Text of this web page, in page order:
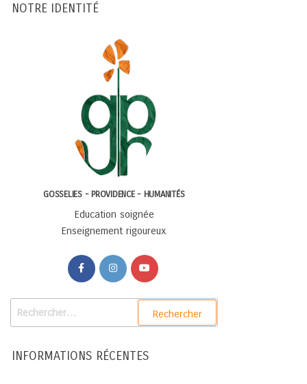
NOTRE IDENTITÉ
GOSSELIES - PROVIDENCE - HUMANITÉS
Education soignée
Enseignement rigoureux
INFORMATIONS RÉCENTES